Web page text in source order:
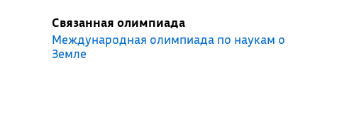
Связанная олимпиада
Международная олимпиада по наукам о
Земле